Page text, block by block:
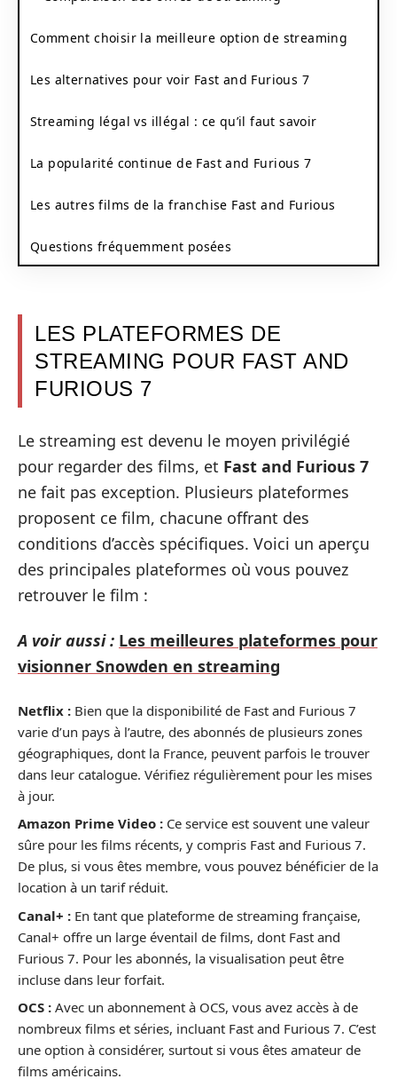
Comment choisir la meilleure option de streaming
Les alternatives pour voir Fast and Furious 7
Streaming légal vs illégal : ce qu’il faut savoir
La popularité continue de Fast and Furious 7
Les autres films de la franchise Fast and Furious
Questions fréquemment posées
LES PLATEFORMES DE
STREAMING POUR FAST AND
FURIOUS 7
Le streaming est devenu le moyen privilégié
pour regarder des films, et Fast and Furious 7
ne fait pas exception. Plusieurs plateformes
proposent ce film, chacune offrant des
conditions d’accès spécifiques. Voici un aperçu
des principales plateformes où vous pouvez
retrouver le film :
A voir aussi : Les meilleures plateformes pour
visionner Snowden en streaming
Netflix : Bien que la disponibilité de Fast and Furious 7
varie d’un pays à l’autre, des abonnés de plusieurs zones
géographiques, dont la France, peuvent parfois le trouver
dans leur catalogue. Vérifiez régulièrement pour les mises
à jour.
Amazon Prime Video : Ce service est souvent une valeur
sûre pour les films récents, y compris Fast and Furious 7.
De plus, si vous êtes membre, vous pouvez bénéficier de la
location à un tarif réduit.
Canal+ : En tant que plateforme de streaming française,
Canal+ offre un large éventail de films, dont Fast and
Furious 7. Pour les abonnés, la visualisation peut être
incluse dans leur forfait.
OCS : Avec un abonnement à OCS, vous avez accès à de
nombreux films et séries, incluant Fast and Furious 7. C’est
une option à considérer, surtout si vous êtes amateur de
films américains.